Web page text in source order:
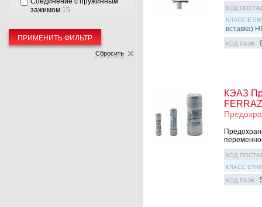
зажимом 15
ПРИМЕНИТЬ ФИЛЬТР
Сбросить
КОД
КЛАСС ETIM
вставка)
КОД РАЭК
КЭАЗ
КОД
КЛАСС ETIM
КОД РАЭК